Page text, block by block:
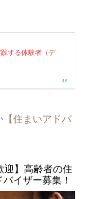
する体験者（デ
【住まいアドバ
迎】高齢者の住
イザー募集！